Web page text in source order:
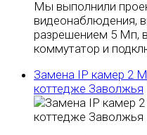
Мы выполнили
видеонаблюдения,
разрешением 5 Мп,
коммутатор и
Замена IP камер 2
коттедже Заволжья